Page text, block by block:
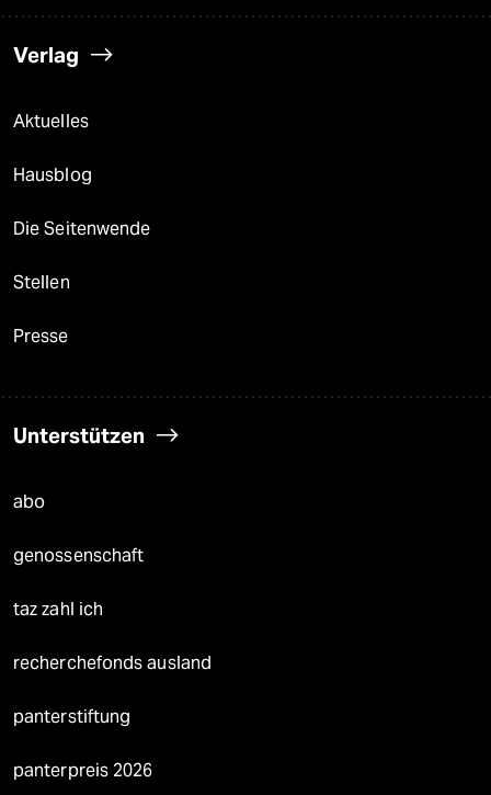
Verlag
Aktuelles
Hausblog
Die Seitenwende
Stellen
Presse
Unterstützen
abo
genossenschaft
taz zahl ich
recherchefonds ausland
panterstiftung
panterpreis 2026